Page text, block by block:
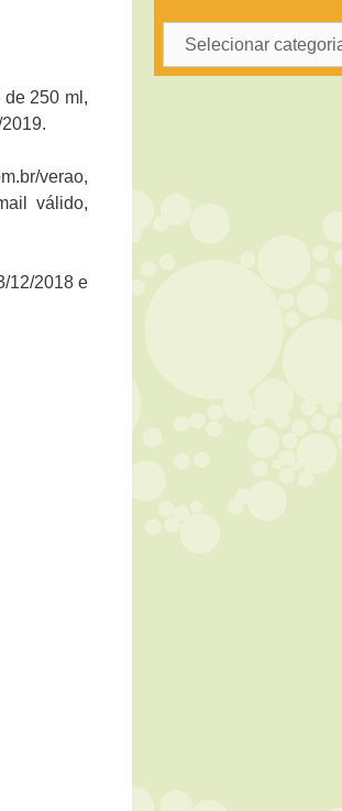
de 250 ml,
verao,
válido,
12/2018 e
Promoções
por